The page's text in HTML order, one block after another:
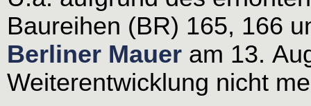
Baureihen (BR) 165, 166
Berliner Mauer am 13.
Weiterentwicklung nicht